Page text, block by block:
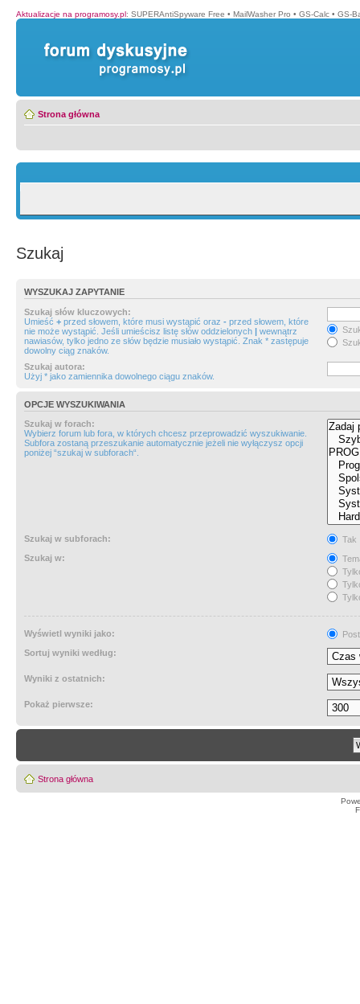
Aktualizacje na programosy.pl: SUPERAntiSpyware Free • MailWasher Pro • GS-Calc • GS-
Strona główna
Szukaj
WYSZUKAJ ZAPYTANIE
Szukaj słów kluczowych:
Umieść + przed słowem, które musi wystąpić oraz - przed słowem, które
nie może wystąpić. Jeśli umieścisz listę słów oddzielonych | wewnątrz
nawiasów, tylko jedno ze słów będzie musiało wystąpić. Znak * zastępuje
dowolny ciąg znaków.
Szukaj autora:
Użyj * jako zamiennika dowolnego ciągu znaków.
OPCJE WYSZUKIWANIA
Szukaj w forach:
Wybierz forum lub fora, w których chcesz przeprowadzić wyszukiwanie.
Subfora zostaną przeszukanie automatycznie jeżeli nie wyłączysz opcji
poniżej “szukaj w subforach“.
Szukaj w subforach:
Tak
Szukaj w:
Wyświetl wyniki jako:
Sortuj wyniki według:
Wyniki z ostatnich:
Pokaż pierwsze:
Strona główna